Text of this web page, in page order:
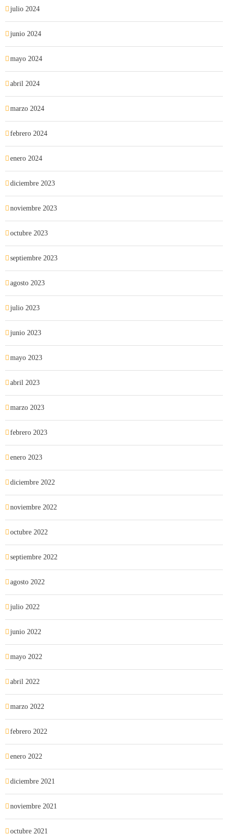
julio 2024
junio 2024
mayo 2024
abril 2024
marzo 2024
febrero 2024
enero 2024
diciembre 2023
noviembre 2023
octubre 2023
septiembre 2023
agosto 2023
julio 2023
junio 2023
mayo 2023
abril 2023
marzo 2023
febrero 2023
enero 2023
diciembre 2022
noviembre 2022
octubre 2022
septiembre 2022
agosto 2022
julio 2022
junio 2022
mayo 2022
abril 2022
marzo 2022
febrero 2022
enero 2022
diciembre 2021
noviembre 2021
octubre 2021